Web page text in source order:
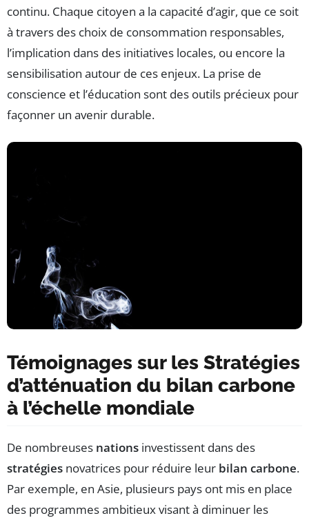
continu. Chaque citoyen a la capacité d’agir, que ce soit
à travers des choix de consommation responsables,
l’implication dans des initiatives locales, ou encore la
sensibilisation autour de ces enjeux. La prise de
conscience et l’éducation sont des outils précieux pour
façonner un avenir durable.
Témoignages sur les Stratégies
d’atténuation du bilan carbone
à l’échelle mondiale
De nombreuses nations investissent dans des
stratégies novatrices pour réduire leur bilan carbone.
Par exemple, en Asie, plusieurs pays ont mis en place
des programmes ambitieux visant à diminuer les